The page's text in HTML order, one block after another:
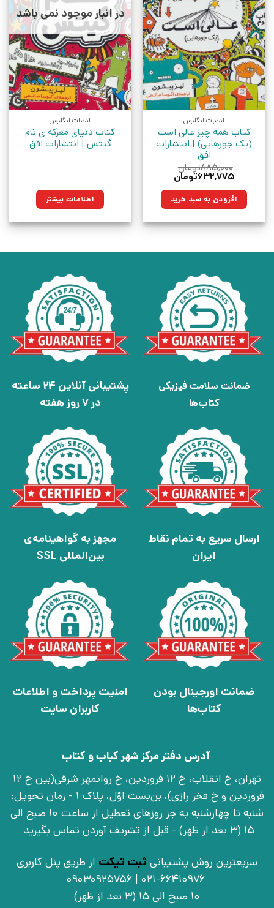
ادبیات انگلیس
کتاب همه چیز عالی است
(یک جورهایی) | انتشارات
افق
۸۸۵,۰۰۰تومان
قیمت
۸۸۵,۰۰۰تومان
بود.
۶۳۲,۷۷۵تومان
۶۳۲,۷۷۵تومان.افزودن به سبد خرید
در انبار موجود نمی باشد
ادبیات انگلیس
کتاب دنیای معرکه ی تام
گیتس | انتشارات افق
اطلاعات بیشتر
ضمانت سلامت فیزیکی
کتاب‌ها
پشتیبانی آنلاین 24 ساعته
در 7 روز هفته
ارسال سریع به تمام نقاط
ایران
مجهز به گواهینامه‌ی
بین‌المللی SSL
ضمانت اورجینال بودن
کتاب‌ها
امنیت پرداخت و اطلاعات
کاربران سایت
آدرس دفتر مرکز شهر کباب و کتاب
تهران، خ انقلاب، خ 12 فروردین، خ روانمهر شرقی(بین خ 12
فروردین و خ فخر رازی)، بن‌بست اوّل، پلاک 1 - زمان تحویل:
شنبه تا چهارشنبه به جز روزهای تعطیل از ساعت 10 صبح الی
15 (3 بعد از ظهر) - قبل از تشریف آوردن تماس بگیرید
سریعترین روش پشتیبانی ثبت تیکت از طریق پنل کاربری
021-66410976 | 09030925756
10 صبح الی 15 (3 بعد از ظهر)